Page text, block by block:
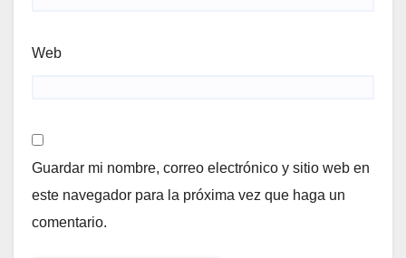
Web
Guardar mi nombre, correo electrónico y sitio web en
este navegador para la próxima vez que haga un
comentario.